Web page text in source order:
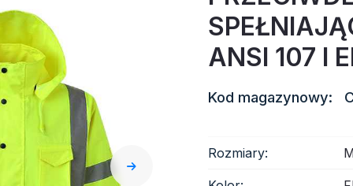
tkanina Kamizelka bezpieczeństwa
Odblaskowy winyl termotransferowy
ANSI 107 I
Kod magazynowy:
Rozmiary: